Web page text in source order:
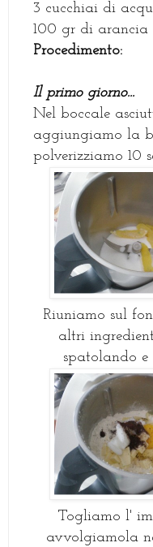
3 cucchiai di
100 gr di arancia
Procedimento:
Il primo giorno...
Nel boccale
aggiungiamo la
polverizziamo 10
Riuniamo sul
altri
spatolando
Togliamo l'
avvolgiamola